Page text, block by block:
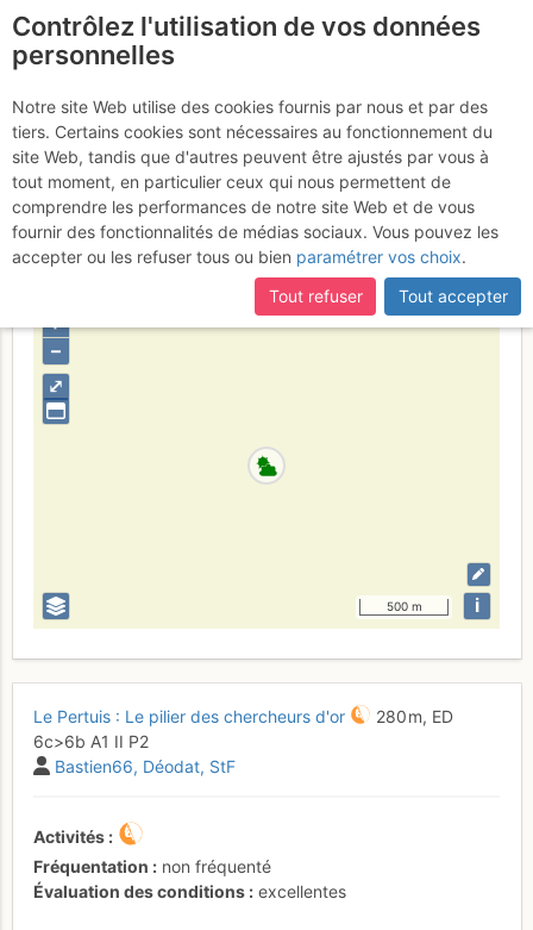
Le Pertuis : Le pilier des
chercheurs d'or
Lundi 2 septembre
2013
Haute-Savoie
⤢
+
–
500 m i
Le Pertuis : Le pilier des chercheurs d'or 280 m, ED
6c>6b A1 II P2
Bastien66 Déodat StF
Activités
Fréquentation
non fréquenté
Évaluation des conditions
excellentes
Contrôlez l'utilisation de vos données
personnelles
Notre site Web utilise des cookies fournis par nous et par des
tiers. Certains cookies sont nécessaires au fonctionnement du
site Web, tandis que d'autres peuvent être ajustés par vous à
tout moment, en particulier ceux qui nous permettent de
comprendre les performances de notre site Web et de vous
fournir des fonctionnalités de médias sociaux. Vous pouvez les
accepter ou les refuser tous ou bien paramétrer vos choix.
Tout refuser
Tout accepter